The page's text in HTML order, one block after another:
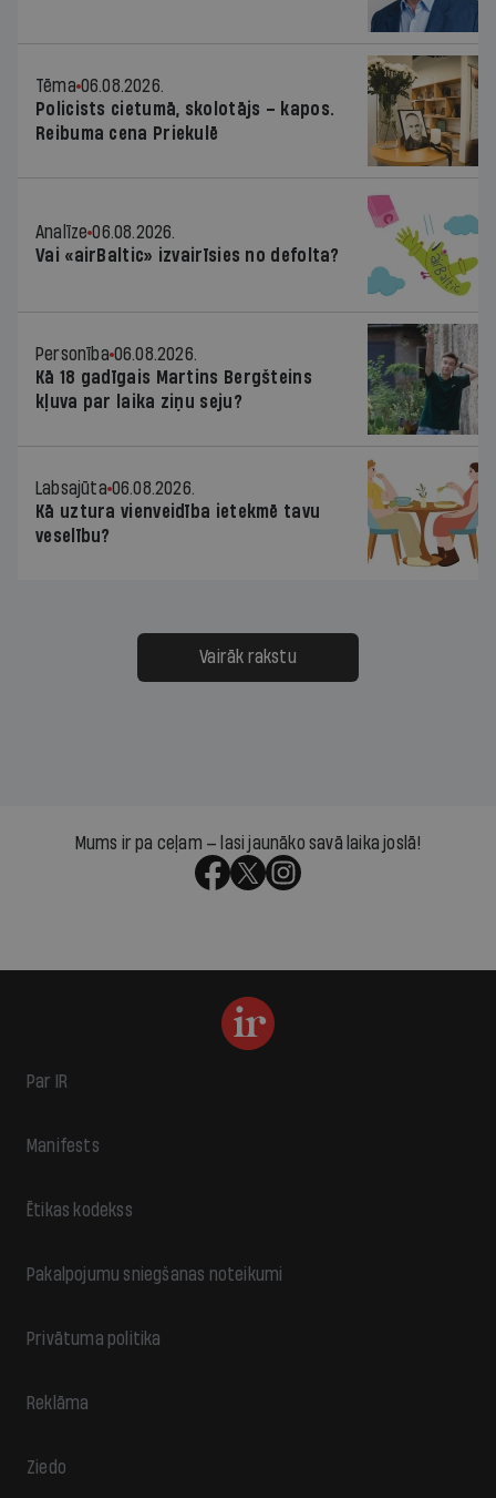
Tēma 06.08.2026.
Policists cietumā, skolotājs – kapos.
Reibuma cena Priekulē
Analīze 06.08.2026.
Vai «airBaltic» izvairīsies no defolta?
Personība 06.08.2026.
Kā 18 gadīgais Martins Bergšteins
kļuva par laika ziņu seju?
Labsajūta 06.08.2026.
Kā uztura vienveidība ietekmē tavu
veselību?
Vairāk rakstu
Mums ir pa ceļam — lasi jaunāko savā laika joslā!
Par IR
Manifests
Ētikas kodekss
Pakalpojumu sniegšanas noteikumi
Privātuma politika
Reklāma
Ziedo